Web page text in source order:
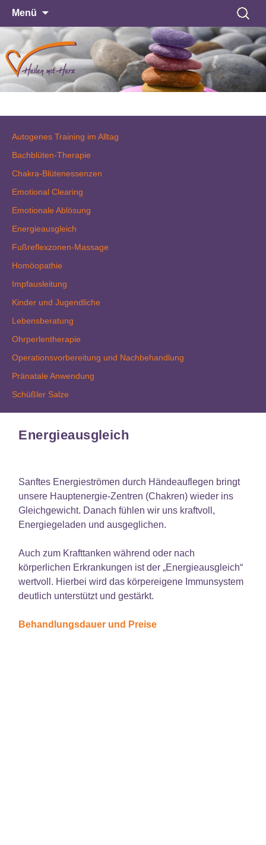
Menü
springen
Suchen
nach:
Heilen mit Herz
Heilpraxis und Coaching
Autogenes Training im Alltag
Bachblüten-Therapie
Chakra-Blütenessenzen
Emotional Clearing
Emotionale Ablösung
Energieausgleich
Fußreflexzonen-Massage
Homöopathie
Impfausleitung
Kinder und Jugendliche
Lebensberatung
Ohrperlentherapie
Operationsvorbereitung und Nachbehandlung
Pränatale Anwendung
Schüßler Salze
Energieausgleich
Sanftes Energieströmen durch Händeauflegen bringt
unsere Hauptenergie-Zentren (Chakren) wieder ins
Gleichgewicht. Danach fühlen wir uns kraftvoll,
Energiegeladen und ausgeglichen.
Auch zum Krafttanken während oder nach
körperlichen Erkrankungen ist der „Energieausgleich“
wertvoll. Hierbei wird das körpereigene Immunsystem
deutlich unterstützt und gestärkt.
Behandlungsdauer und Preise